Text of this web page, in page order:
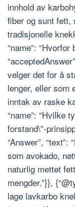
innhold av
fiber og sunt fett,
tradisjonelle
“name”:
velger det for å
lenger, eller som
inntak av raske
“name”: “Hvilke
forstand\”-
“Answer”,
som avokado,
naturlig mettet
mengder.”}},
lage lavkarbo